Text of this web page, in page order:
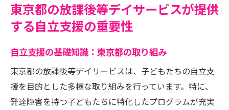
自立支援の進め方とその成果
家庭と連携した自立支援の重要性
放課後等デイサービスでの自立支援プログラム
が子どもたちに与える影響
社会性の向上と放課後等デイサービス
自己表現力を高めるためのプログラム
東京都の放課後等デイサービスが提供
する自立支援の重要性
自立支援の基礎知識：東京都の取り組み
東京都の放課後等デイサービスは、子どもたちの自立支
援を目的とした多様な取り組みを行っています。特に、
発達障害を持つ子どもたちに特化したプログラムが充実